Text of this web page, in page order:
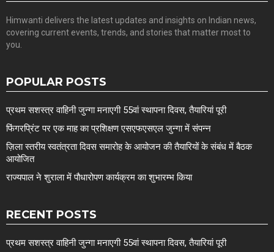
Himwanti delivers the latest updates and insights on Indian news,
covering current events, trends, and stories that matter most to
you.
POPULAR POSTS
प्रथम सशस्त्र वाहिनी जुन्गा मनाएगी 55वां स्थापना दिवस, तैयारियां पूरी
फिंगरप्रिंट पर एक माह का प्रशिक्षण एसएफएसएल जुन्गा में संपन्न
ज़िला स्तरीय स्वतंत्रता दिवस समारोह के आयोजन की तैयारियों के संबंध में बैठक
आयोजित
राज्यपाल ने शुराला में पौधारोपण कार्यक्रम का शुभारम्भ किया
RECENT POSTS
प्रथम सशस्त्र वाहिनी जुन्गा मनाएगी 55वां स्थापना दिवस, तैयारियां पूरी